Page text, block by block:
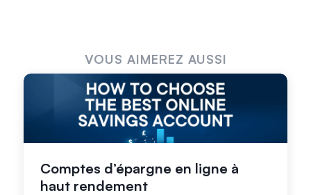
VOUS AIMEREZ AUSSI
Comptes d’épargne en ligne à
haut rendement